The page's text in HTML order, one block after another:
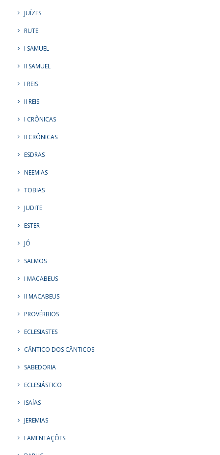
JUÍZES
RUTE
I SAMUEL
II SAMUEL
I REIS
II REIS
I CRÔNICAS
II CRÔNICAS
ESDRAS
NEEMIAS
TOBIAS
JUDITE
ESTER
JÓ
SALMOS
I MACABEUS
II MACABEUS
PROVÉRBIOS
ECLESIASTES
CÂNTICO DOS CÂNTICOS
SABEDORIA
ECLESIÁSTICO
ISAÍAS
JEREMIAS
LAMENTAÇÕES